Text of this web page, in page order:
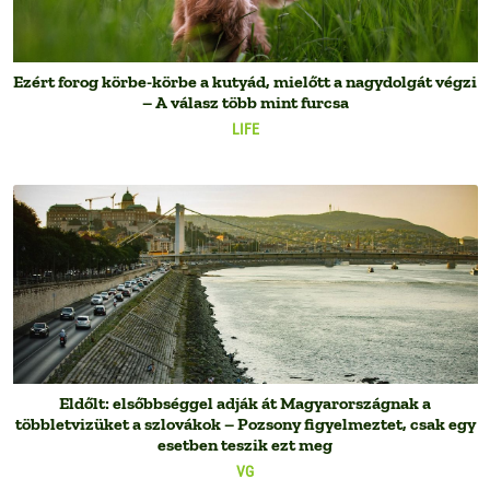
LIFE
Ezért forog körbe-körbe a kutyád, mielőtt a nagydolgát végzi
– A válasz több mint furcsa
VG
Eldőlt: elsőbbséggel adják át Magyarországnak a
többletvizüket a szlovákok – Pozsony figyelmeztet, csak egy
esetben teszik ezt meg